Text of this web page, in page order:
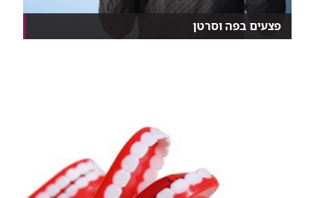
פצעים בפה וסרטן
כיב או פצע בחלל הפה שאינם מתרפאים עלולים להעיד